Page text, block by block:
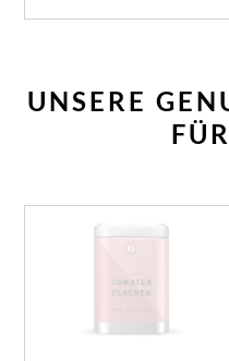
UNSERE